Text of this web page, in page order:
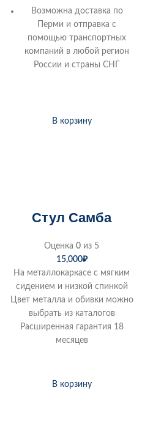
Возможна доставка по
Перми и отправка с
помощью транспортных
компаний в любой регион
России и страны СНГ
В корзину
Стул Самба
Оценка 0 из 5
15,000₽
На металлокаркасе с мягким
сидением и низкой спинкой
Цвет металла и обивки можно
выбрать из каталогов
Расширенная гарантия 18
месяцев
В корзину